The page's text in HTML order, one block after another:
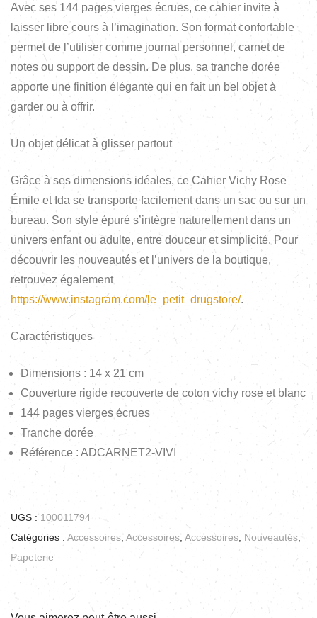
Avec ses 144 pages vierges écrues, ce cahier invite à
laisser libre cours à l’imagination. Son format confortable
permet de l’utiliser comme journal personnel, carnet de
notes ou support de dessin. De plus, sa tranche dorée
apporte une finition élégante qui en fait un bel objet à
garder ou à offrir.
Un objet délicat à glisser partout
Grâce à ses dimensions idéales, ce Cahier Vichy Rose
Émile et Ida se transporte facilement dans un sac ou sur un
bureau. Son style épuré s’intègre naturellement dans un
univers enfant ou adulte, entre douceur et simplicité. Pour
découvrir les nouveautés et l’univers de la boutique,
retrouvez également
https://www.instagram.com/le_petit_drugstore/.
Caractéristiques
Dimensions : 14 x 21 cm
Couverture rigide recouverte de coton vichy rose et blanc
144 pages vierges écrues
Tranche dorée
Référence : ADCARNET2-VIVI
UGS : 100011794
Catégories : Accessoires Accessoires Accessoires Nouveautés
Papeterie